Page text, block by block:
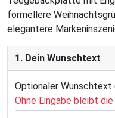
formellere
elegantere
1. Dein Wunschtext
Optionaler Wunschtext
Ohne Eingabe bleibt